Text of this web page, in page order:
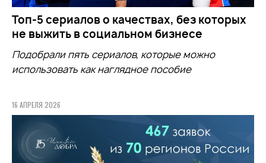
Топ-5 сериалов о качествах, без которых
не выжить в социальном бизнесе
Подобрали пять сериалов, которые можно
использовать как наглядное пособие
16 АПРЕЛЯ 2026